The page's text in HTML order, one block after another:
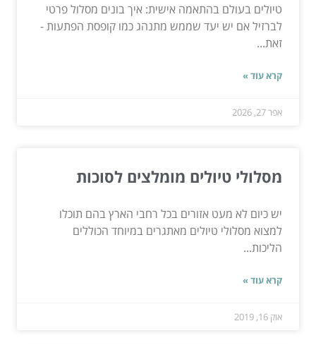
טיולים בעולם בהתאמה אישית: איך בונים מסלול פרטי
לברזיל אם יש יעד שממש מתנהג כמו קופסת הפתעות -
זאת...
קרא עוד »
אפר 27, 2026
מסלולי טיולים מומלצים לסוכות
יש כיום לא מעט אזורים בכל רחבי הארץ בהם תוכלו
למצוא מסלולי טיולים מאתגרים במיוחד הכוללים
הליכות...
קרא עוד »
אוק 16, 2019